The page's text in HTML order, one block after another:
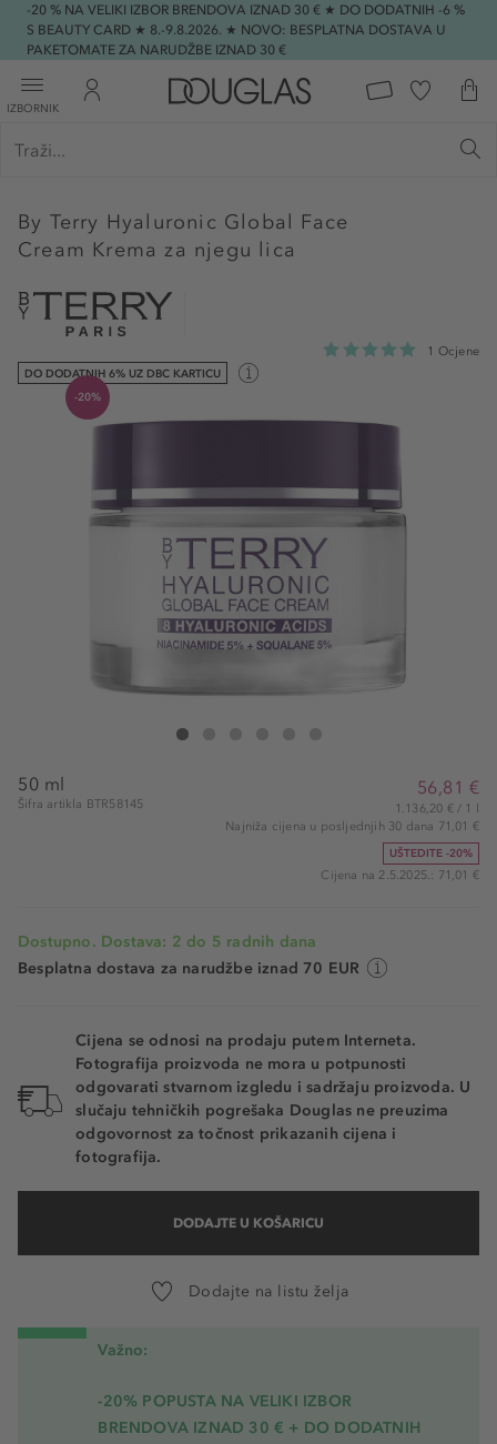
-20 % NA VELIKI IZBOR BRENDOVA IZNAD 30 € ★ DO DODATNIH -6 %
S BEAUTY CARD ★ 8.-9.8.2026. ★ NOVO: BESPLATNA DOSTAVA U
PAKETOMATE ZA NARUDŽBE IZNAD 30 €
IZBORNIK
By Terry Hyaluronic Global Face
Cream Krema za njegu lica
1 Ocjene
DO DODATNIH 6% UZ DBC KARTICU
-20%
By Terry Hyaluronic Global Face Cream
50 ml
Šifra artikla BTR58145
56,81 €
1.136,20 € / 1 l
Najniža cijena u posljednjih 30 dana 71,01 €
UŠTEDITE -20%
Cijena na 2.5.2025.: 71,01 €
Dostupno. Dostava: 2 do 5 radnih dana
Besplatna dostava za narudžbe iznad 70 EUR
Cijena se odnosi na prodaju putem Interneta.
Fotografija proizvoda ne mora u potpunosti
odgovarati stvarnom izgledu i sadržaju proizvoda. U
slučaju tehničkih pogrešaka Douglas ne preuzima
odgovornost za točnost prikazanih cijena i
fotografija.
DODAJTE U KOŠARICU
Dodajte na listu želja
Važno:
-20% POPUSTA NA VELIKI IZBOR
BRENDOVA IZNAD 30 € + DO DODATNIH